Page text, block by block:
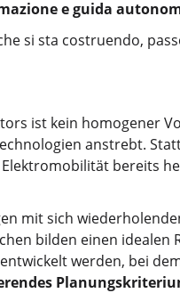
e guida
si sta costruendo,
ist kein homogener
anstrebt.
bereits
mit sich
bilden einen idealen
werden, bei